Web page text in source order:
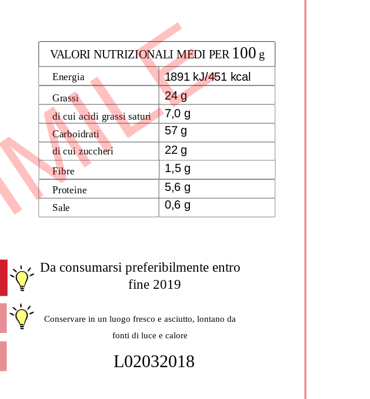
L02032018
Da consumarsi preferibilmente entro
fine 2019
Conservare in un luogo fresco e asciutto, lontano da
fonti di luce e calore
VALORI NUTRIZIONALI MEDI PER 100 g
Energia
Carboidrati
di cui acidi grassi saturi
Grassi
Proteine
di cui zuccheri
Sale
1891 kJ/451 kcal
24 g
22 g
5,6 g
7,0 g
57 g
0,6 g
Fibre 1,5 g